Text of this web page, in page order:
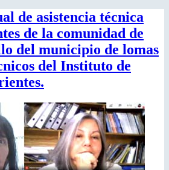
de asistencia técnica
de la comunidad de
del municipio de lomas
del Instituto de